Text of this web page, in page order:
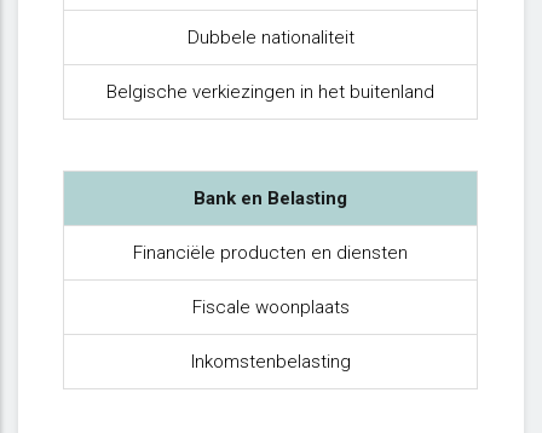
Dubbele nationaliteit
Belgische verkiezingen in het buitenland
Bank en Belasting
Financiële producten en diensten
Fiscale woonplaats
Inkomstenbelasting